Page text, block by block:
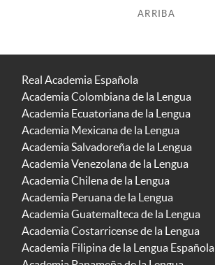
ARRIBA
Real Academia Española
Academia Colombiana de la Lengua
Academia Ecuatoriana de la Lengua
Academia Mexicana de la Lengua
Academia Salvadoreña de la Lengua
Academia Venezolana de la Lengua
Academia Chilena de la Lengua
Academia Peruana de la Lengua
Academia Guatemalteca de la Lengua
Academia Costarricense de la Lengua
Academia Filipina de la Lengua Española